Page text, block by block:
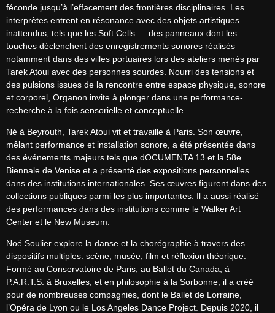
féconde jusqu’à l’effacement des frontières disciplinaires. Les
interprètes entrent en résonance avec des objets artistiques
inattendus, tels que les Soft Cells — des panneaux dont les
touches déclenchent des enregistrements sonores réalisés
notamment dans des villes portuaires lors des ateliers menés par
Tarek Atoui avec des personnes sourdes. Nourri des tensions et
des pulsions issues de la rencontre entre espace physique, sonore
et corporel, Organon invite à plonger dans une performance-
recherche à la fois sensorielle et conceptuelle.
Né à Beyrouth, Tarek Atoui vit et travaille à Paris. Son œuvre,
mêlant performance et installation sonore, a été présentée dans
des événements majeurs tels que dOCUMENTA 13 et la 58e
Biennale de Venise et a présenté des expositions personnelles
dans des institutions internationales. Ses œuvres figurent dans des
collections publiques parmi les plus importantes. Il a aussi réalisé
des performances dans des institutions comme le Walker Art
Center et le New Museum.
Noé Soulier explore la danse et la chorégraphie à travers des
dispositifs multiples: scène, musée, film et réflexion théorique.
Formé au Conservatoire de Paris, au Ballet du Canada, à
P.A.R.T.S. à Bruxelles, et en philosophie à la Sorbonne, il a créé
pour de nombreuses compagnies, dont le Ballet de Lorraine,
l’Opéra de Lyon ou le Los Angeles Dance Project. Depuis 2020, il